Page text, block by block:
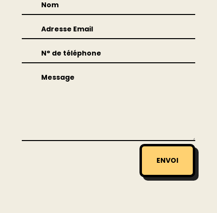
ENVOI